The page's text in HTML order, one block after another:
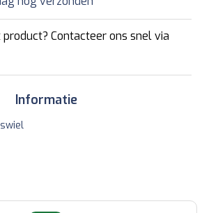
Contacteer ons snel via
Informatie